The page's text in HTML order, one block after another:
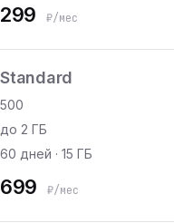
299 ₽/мес
Standard
500
до 2 ГБ
60 дней · 15 ГБ
699 ₽/мес